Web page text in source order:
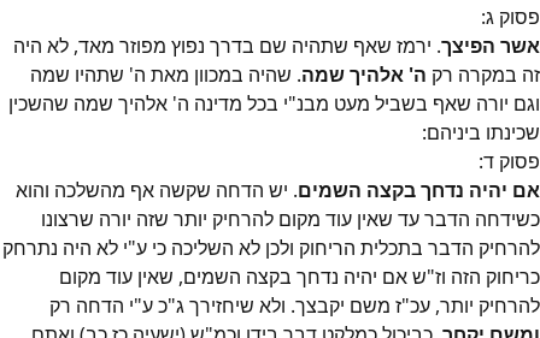
פסוק ג:
אשר הפיצך. ירמז שאף שתהיה שם בדרך נפוץ מפוזר מאד, לא היה
זה במקרה רק ה' אלהיך שמה. שהיה במכוון מאת ה' שתהיו שמה
וגם יורה שאף בשביל מעט מבנ"י בכל מדינה ה' אלהיך שמה שהשכין
שכינתו ביניהם:
פסוק ד:
אם יהיה נדחך בקצה השמים. יש הדחה שקשה אף מהשלכה והוא
כשידחה הדבר עד שאין עוד מקום להרחיק יותר שזה יורה שרצונו
להרחיק הדבר בתכלית הריחוק ולכן לא השליכה כי ע"י לא היה נתרחק
כריחוק הזה וז"ש אם יהיה נדחך בקצה השמים, שאין עוד מקום
להרחיק יותר, עכ"ז משם יקבצך. ולא שיחזירך ג"כ ע"י הדחה רק